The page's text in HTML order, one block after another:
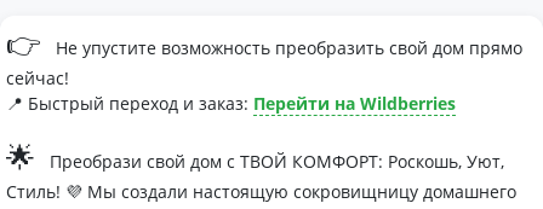
👉
Не упустите возможность преобразить свой дом прямо
сейчас!
📍 Быстрый переход и заказ: Перейти на Wildberries
🌟
Преобрази свой дом с ТВОЙ КОМФОРТ: Роскошь, Уют,
Стиль! 💜 Мы создали настоящую сокровищницу домашнего